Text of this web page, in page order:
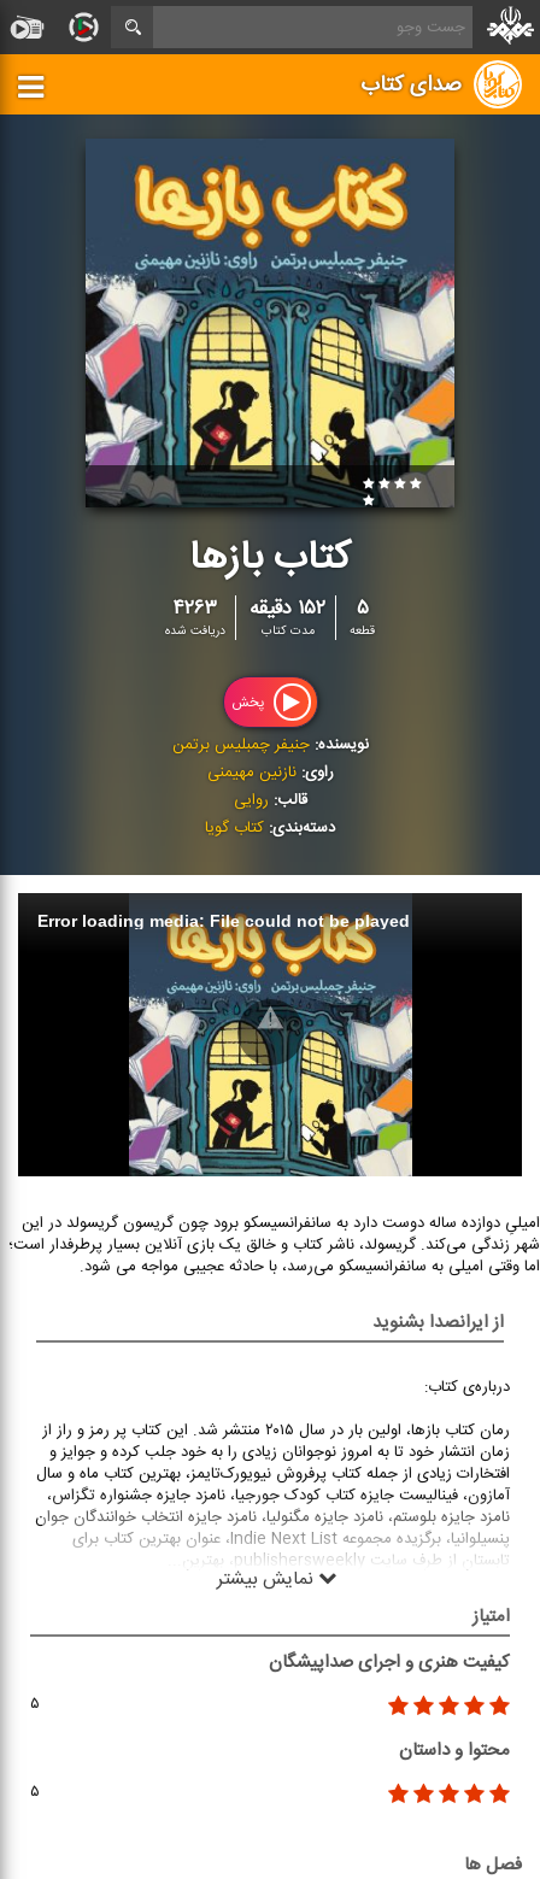
صدای کتاب
کتاب بازها
۵
قطعه
۱۵۲ دقیقه
مدت کتاب
۴۲۶۳
دریافت شده
پخش
نویسنده:جنیفر چمبلیس برتمن
راوی: نازنین مهیمنی
قالب: روایی
دسته‌بندی: کتاب گویا
Error loading media: File could not be played
امیلیِ دوازده ساله دوست دارد به سانفرانسیسکو برود چون گریسون گریسولد در این
شهر زندگی می‌کند. گریسولد، ناشر کتاب و خالق یک بازی آنلاین بسیار پرطرفدار است؛
اما وقتی امیلی به سا‌نفرانسیسکو می‌رسد، با حادثه عجیبی مواجه می شود.
از ایرانصدا بشنوید
درباره‌ی کتاب:
رمان کتاب بازها، اولین بار در سال ۲۰۱۵ منتشر شد. این کتاب پر رمز و راز از
زمان انتشار خود تا به امروز نوجوانان زیادی را به خود جلب کرده و جوایز و
افتخارات زیادی از جمله کتاب پرفروش نیویورک‌تایمز، بهترین کتاب ماه و سال
آمازون، فینالیست جایزه کتاب کودک جورجیا، نامزد جایزه جشنواره تگزاس،
نامزد جایزه بلوستم، نامزد جایزه مگنولیا، نامزد جایزه انتخاب خوانندگان جوان
پنسیلوانیا، برگزیده مجموعه Indie Next List، عنوان بهترین کتاب برای
تابستان از طرف سایت publishersweekly، بهترین
نمایش بیشتر
امتیاز
کیفیت هنری و اجرای صداپیشگان
۵
محتوا و داستان
۵
فصل ها